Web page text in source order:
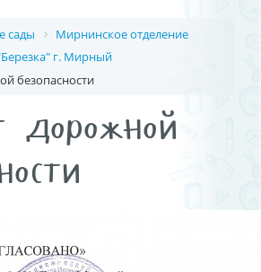
сады
Мирнинское отделение
г. Мирный
безопасности
дорожной